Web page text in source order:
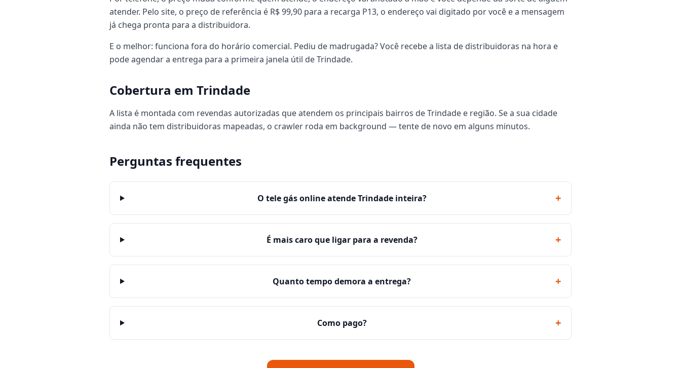
atender. Pelo site, o preço de referência é R$ 99,90 para a recarga P13, o endereço vai digitado por você e a mensagem
já chega pronta para a distribuidora.
E o melhor: funciona fora do horário comercial. Pediu de madrugada? Você recebe a lista de distribuidoras na hora e
pode agendar a entrega para a primeira janela útil de Trindade.
Cobertura em Trindade
A lista é montada com revendas autorizadas que atendem os principais bairros de Trindade e região. Se a sua cidade
ainda não tem distribuidoras mapeadas, o crawler roda em background — tente de novo em alguns minutos.
Perguntas frequentes
O tele gás online atende Trindade inteira? +
É mais caro que ligar para a revenda? +
Quanto tempo demora a entrega? +
Como pago? +